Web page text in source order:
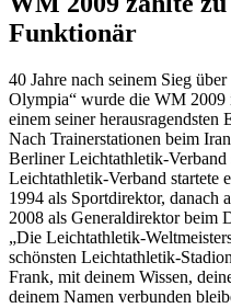
Funktionär
40 Jahre nach seinem Sieg
Olympia“ wurde die WM
einem seiner
Nach Trainerstationen beim
Berliner Leichtathletik-Verband
Leichtathletik-Verband startete
1994 als Sportdirektor, danach
2008 als Generaldirektor beim
„Die Leichtathletik-
schönsten Leichtathletik-
Frank, mit deinem Wissen,
deinem Namen verbunden